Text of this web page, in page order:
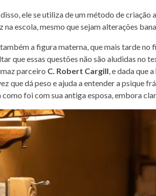
ele se utiliza de um método de criação
na escola, mesmo que sejam alterações
a figura materna, que mais tarde
que essas questões não são aludidas no
parceiro C. Robert Cargill, e dada que
que dá peso e ajuda a entender a psique
como foi com sua antiga esposa, embora